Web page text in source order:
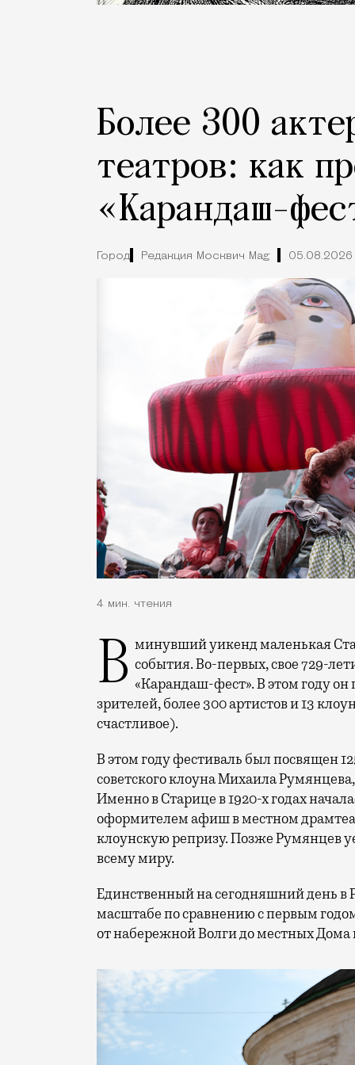
Более 300
театров: как
«Карандаш-
Город Редакция Москвич Mag 05.08.2026
4 мин. чтения
В минувший уикенд маленькая Старица в Тверской области отметила сразу два события. Во-первых, свое 729-
«Карандаш-фест». В этом году он
зрителей, более 300 артистов и 13
счастливое).
В этом году фестиваль был посвящен
советского клоуна Михаила
Именно в Старице в 1920-х годах
оформителем афиш в местном
клоунскую репризу. Позже Румянцев
всему миру.
Единственный на сегодняшний день в
масштабе по сравнению с первым
от набережной Волги до местных Дома